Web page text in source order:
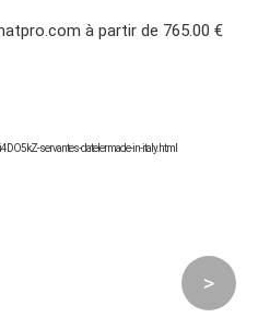
à partir de 765.00 €
servantes-datelermade-in-italy.html
>